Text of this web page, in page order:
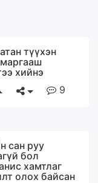
түүхэн
хийнэ
9
сан руу
бол
хамтлаг
олох байсан